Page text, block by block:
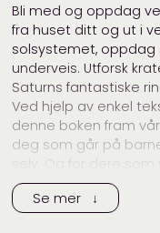
Bli med og oppdag
fra huset ditt og ut i
solsystemet,
underveis. Utforsk
Saturns fantastiske
Ved hjelp av enkel
denne boken fram
deg som går på
selv. Og for dere
skrevet slik du lærer
en utbrettbar plakat
Se mer ↓